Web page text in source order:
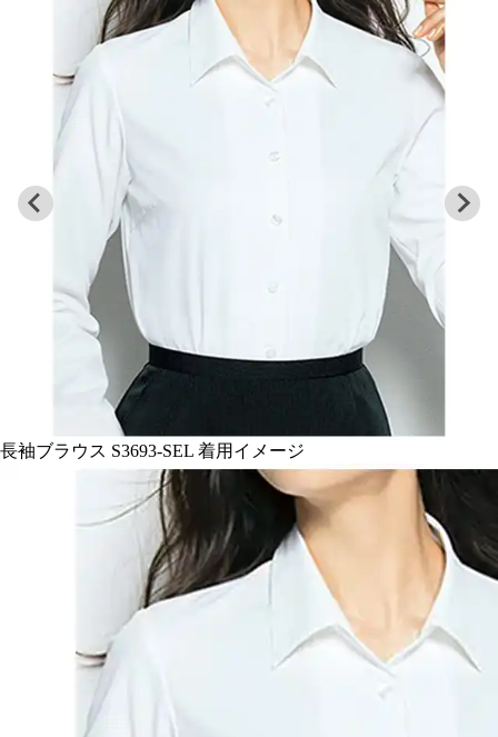
長袖ブラウス S3693-SEL 生地の特徴